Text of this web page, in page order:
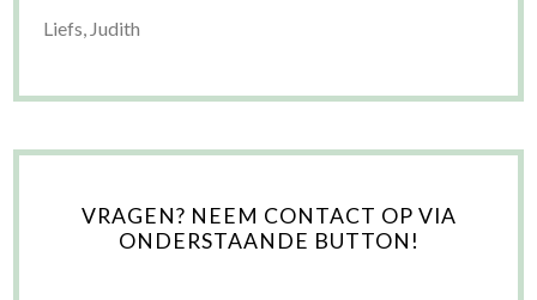
Liefs, Judith
VRAGEN? NEEM CONTACT OP VIA
ONDERSTAANDE BUTTON!